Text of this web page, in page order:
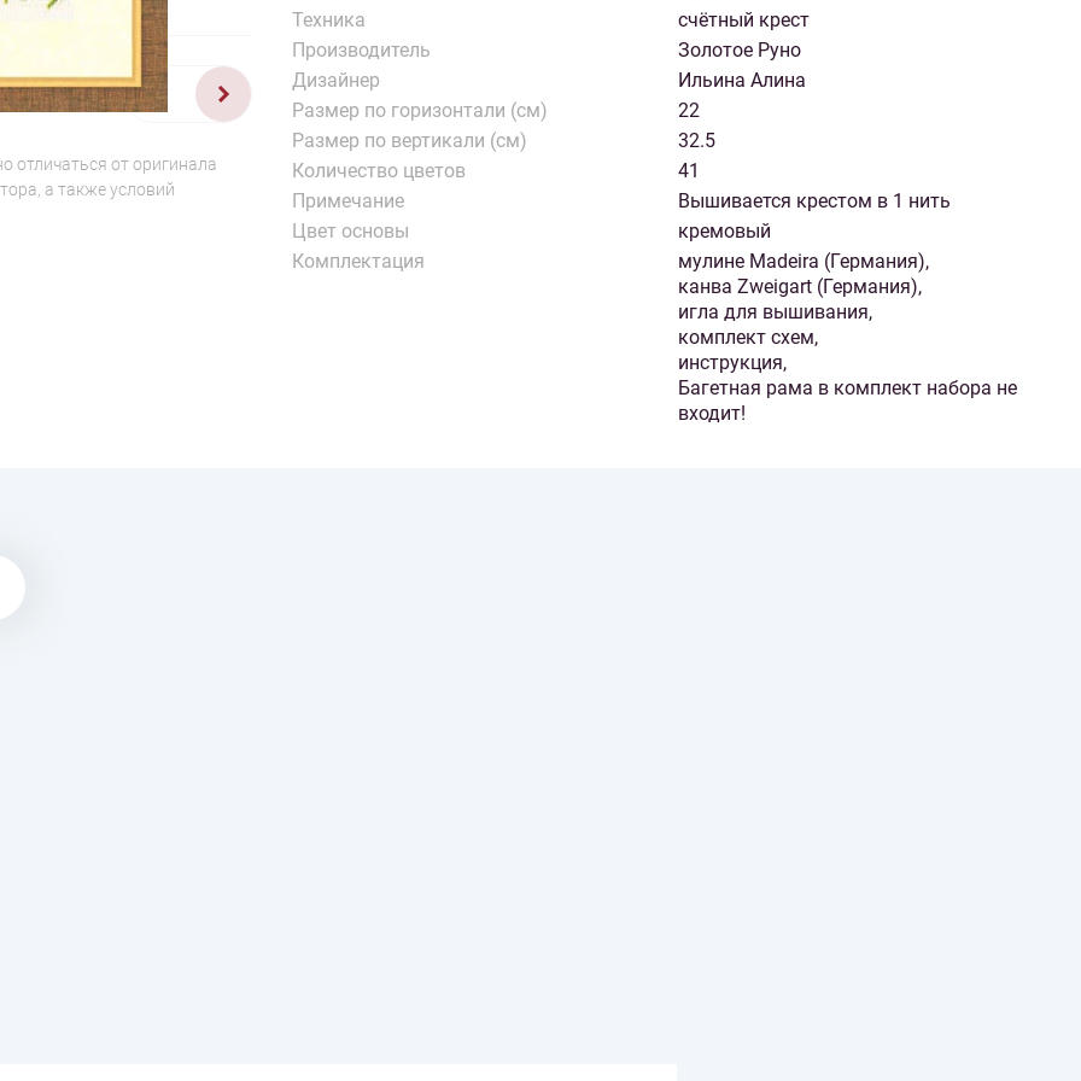
1/2
отличаться от оригинала
а также условий
Техника
счётный крест
Производитель
Золотое Руно
Дизайнер
Ильина Алина
Размер по горизонтали (см)
22
Размер по вертикали (см)
32.5
Количество цветов
41
Примечание
Вышивается крестом в 1 нить
Цвет основы
кремовый
Комплектация
мулине Madeira (Германия),
канва Zweigart (Германия),
игла для вышивания,
комплект схем,
инструкция,
Багетная рама в комплект набора не
входит!